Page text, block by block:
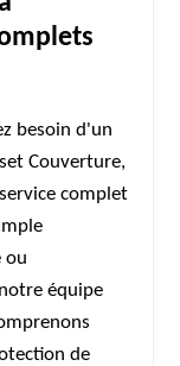
besoin d'un
Couverture,
complet
ou
équipe
de